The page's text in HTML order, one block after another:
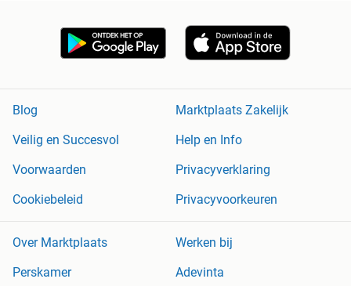
Blog
Marktplaats Zakelijk
Veilig en Succesvol
Help en Info
Voorwaarden
Privacyverklaring
Cookiebeleid
Privacyvoorkeuren
Over Marktplaats
Werken bij
Perskamer
Adevinta